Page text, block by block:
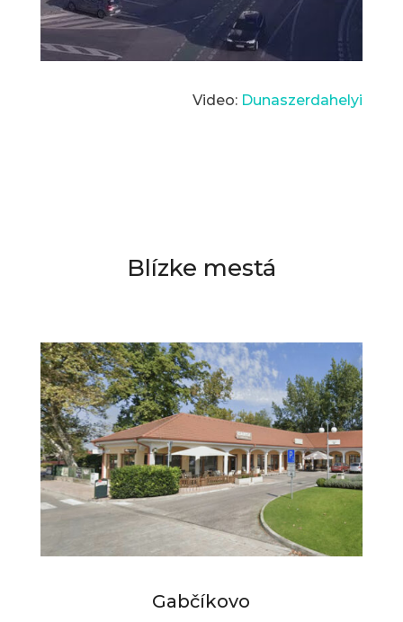
Video: Dunaszerdahelyi
Blízke mestá
Gabčíkovo